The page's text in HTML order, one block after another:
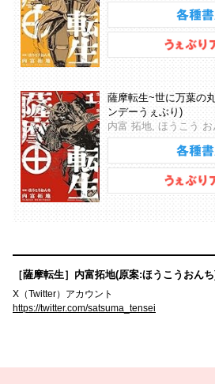
薩摩転生~世に万葉の
ンデーうぇぶり)
内富 拓地, ほうこう お
［薩摩転生］内富拓地(原案:ほうこうおん
X（Twitter）アカウント
https://twitter.com/satsuma_tensei